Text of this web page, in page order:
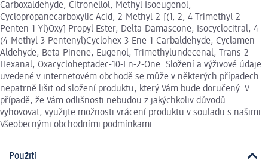
Carboxaldehyde, Citronellol, Methyl Isoeugenol,
Cyclopropanecarboxylic Acid, 2-Methyl-2-[(1, 2, 4-Trimethyl-2-
Penten-1-Yl)Oxy] Propyl Ester, Delta-Damascone, Isocyclocitral, 4-
(4-Methyl-3-Pentenyl)Cyclohex-3-Ene-1-Carbaldehyde, Cyclamen
Aldehyde, Beta-Pinene, Eugenol, Trimethylundecenal, Trans-2-
Hexanal, Oxacycloheptadec-10-En-2-One. Složení a výživové údaje
uvedené v internetovém obchodě se může v některých případech
nepatrně lišit od složení produktu, který Vám bude doručený. V
případě, že Vám odlišnosti nebudou z jakýchkoliv důvodů
vyhovovat, využijte možnosti vrácení produktu v souladu s našimi
Všeobecnými obchodními podmínkami.
Použití